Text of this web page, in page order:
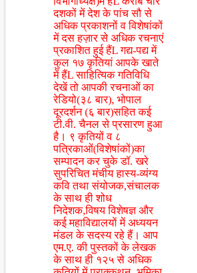
दशकों में देश के पांच सौ से
अधिक प्रकाशनों व विशेषांकों
में दस हज़ार से अधिक रचनाएं
प्रकाशित हुई हैंL गद्य-पद्य में
कुल १७ कृतियां आपके खाते
में हैंL साहित्यिक गतिविधि
देखें तो आपकी रचनाओं का
रेडियो(३८ बार), भोपाल
दूरदर्शन (६ बार)सहित कई
टी.वी. चैनल से प्रसारण हुआ
है। ९ कृतियों व ८
पत्रिकाओं(विशेषांकों)का
सम्पादन कर चुके डॉ. खरे
सुपरिचित मंचीय हास्य-व्यंग्य
कवि तथा संयोजक,संचालक
के साथ ही शोध
निदेशक,विषय विशेषज्ञ और
कई महाविद्यालयों में अध्ययन
मंडल के सदस्य रहे हैं। आप
एम.ए. की पुस्तकों के लेखक
के साथ ही १२५ से अधिक